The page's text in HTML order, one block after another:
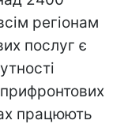
регіонам
послуг є
прифронтових
працюють